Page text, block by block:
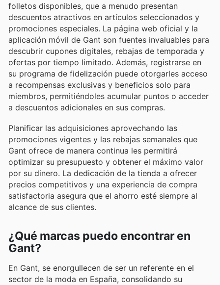
folletos disponibles, que a menudo presentan
descuentos atractivos en artículos seleccionados y
promociones especiales. La página web oficial y la
aplicación móvil de Gant son fuentes invaluables para
descubrir cupones digitales, rebajas de temporada y
ofertas por tiempo limitado. Además, registrarse en
su programa de fidelización puede otorgarles acceso
a recompensas exclusivas y beneficios solo para
miembros, permitiéndoles acumular puntos o acceder
a descuentos adicionales en sus compras.
Planificar las adquisiciones aprovechando las
promociones vigentes y las rebajas semanales que
Gant ofrece de manera continua les permitirá
optimizar su presupuesto y obtener el máximo valor
por su dinero. La dedicación de la tienda a ofrecer
precios competitivos y una experiencia de compra
satisfactoria asegura que el ahorro esté siempre al
alcance de sus clientes.
¿Qué marcas puedo encontrar en
Gant?
En Gant, se enorgullecen de ser un referente en el
sector de la moda en España, consolidando su